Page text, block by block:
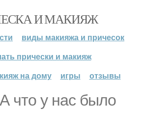
И МАКИЯЖ
виды макияжа и причесок
прически и макияж
на дому
игры отзывы
что у нас было